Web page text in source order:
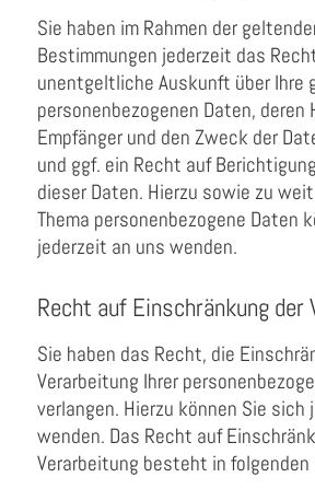
Sie haben im Rahmen der
Bestimmungen jederzeit das
unentgeltliche Auskunft über Ihre
personenbezogenen Daten, deren
Empfänger und den Zweck der
und ggf. ein Recht auf
dieser Daten. Hierzu sowie zu
Thema personenbezogene Daten
jederzeit an uns wenden.
Recht auf Einschränkung der
Sie haben das Recht, die
Verarbeitung Ihrer
verlangen. Hierzu können Sie sich
wenden. Das Recht auf
Verarbeitung besteht in folgenden